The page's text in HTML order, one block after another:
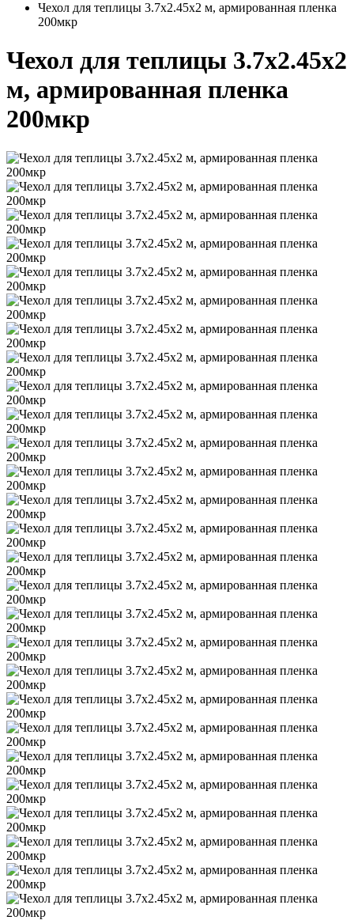
Чехол для теплицы 3.7х2.45х2 м, армированная пленка
200мкр
Чехол для теплицы 3.7х2.45х2
м, армированная пленка
200мкр